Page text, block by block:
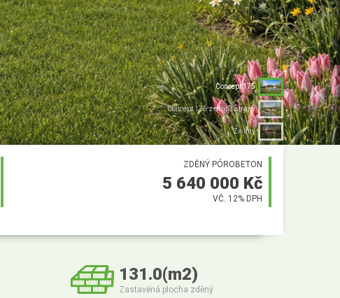
Concept 175
Concept 175 z druhé strany
Za tmy
ZDĚNÝ PÓROBETON
5 640 000 Kč
VČ. 12% DPH
Zastavěná plocha zděný
131.0(m2)